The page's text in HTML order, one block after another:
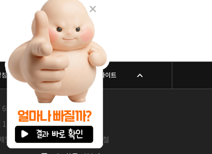
패밀리 사이트
26-86822 / 박윤찬, 김남철
14층 / 209-24-42511 / 서성훈
일빌딩) / 120-87-04354 / 김남철